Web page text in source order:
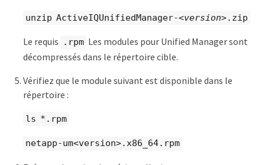
unzip ActiveIQUnifiedManager-<version>.zip
Le requis .rpm Les modules pour Unified Manager sont
décompressés dans le répertoire cible.
Vérifiez que le module suivant est disponible dans le
répertoire :
ls *.rpm
netapp-um<version>.x86_64.rpm